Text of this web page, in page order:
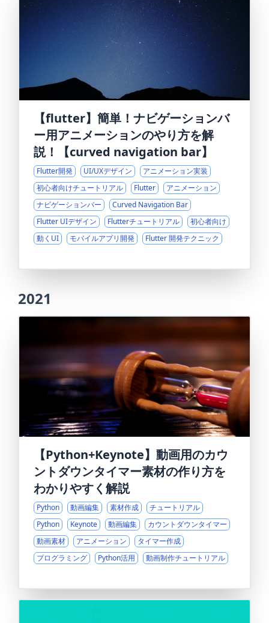
【flutter】簡単！ナビゲーションバ
ー用アニメーションのやり方を解
説！【curved navigation bar】
Flutter開発 UI/UXデザイン
アニメーション実装
初心者向けチュートリアル
Flutter
アニメーション
ナビゲーションバー
Curved Navigation Bar
Flutter UIデザイン
Flutterチュートリアル
初心者向け
動くUI
モバイルアプリ開発 Flutter 開発テクニック
2021
【Python+Keynote】動画用のカウ
ントダウンタイマー素材の作り方を
わかりやすく解説
Python 動画編集 素材作成
チュートリアル
Python
Keynote 動画編集
カウントダウンタイマー
動画素材
アニメーション
タイマー作成
プログラミング
Python活用 動画制作チュートリアル